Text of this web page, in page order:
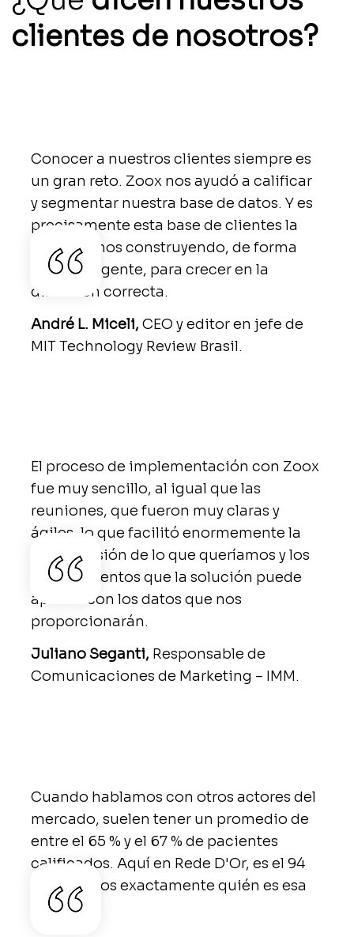
clientes de nosotros?
Conocer a nuestros clientes siempre es
un gran reto. Zoox nos ayudó a calificar
y segmentar nuestra base de datos. Y es
precisamente esta base de clientes la
que estamos construyendo, de forma
más inteligente, para crecer en la
dirección correcta.
André L. Miceli, CEO y editor en jefe de
MIT Technology Review Brasil.
El proceso de implementación con Zoox
fue muy sencillo, al igual que las
reuniones, que fueron muy claras y
ágiles, lo que facilitó enormemente la
comprensión de lo que queríamos y los
conocimientos que la solución puede
aportar con los datos que nos
proporcionarán.
Juliano Seganti, Responsable de
Comunicaciones de Marketing – IMM.
Cuando hablamos con otros actores del
mercado, suelen tener un promedio de
entre el 65 % y el 67 % de pacientes
calificados. Aquí en Rede D'Or, es el 94
%. Sabemos exactamente quién es esa
persona.